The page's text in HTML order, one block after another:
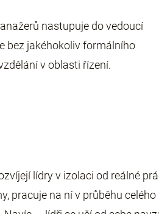
nastupuje do vedoucí
bez jakéhokoliv formálního
v oblasti řízení.
lídry v izolaci od reálné
pracuje na ní v průběhu